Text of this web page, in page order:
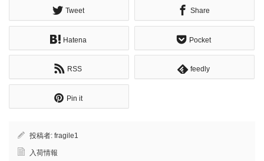
Tweet Share
Hatena Pocket
RSS feedly
Pin it
投稿者: fragile1
入荷情報